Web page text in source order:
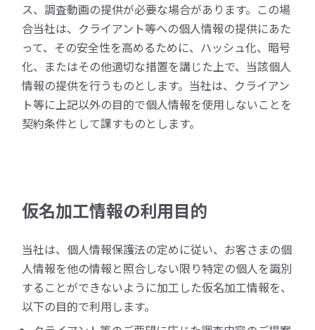
ス、調査動画の提供が必要な場合があります。この場
合当社は、クライアント等への個人情報の提供にあた
って、その安全性を高めるために、ハッシュ化、暗号
化、またはその他適切な措置を講じた上で、当該個人
情報の提供を行うものとします。当社は、クライアン
ト等に上記以外の目的で個人情報を使用しないことを
契約条件として課すものとします。
仮名加工情報の利用目的
当社は、個人情報保護法の定めに従い、お客さまの個
人情報を他の情報と照合しない限り特定の個人を識別
することができないように加工した仮名加工情報を、
以下の目的で利用します。